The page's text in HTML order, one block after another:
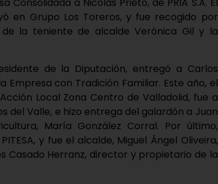
a Nicolás Prieto, de PRIA S.A. El
en Grupo Los Toreros, y fue recogido por
la teniente de alcalde Verónica Gil y la
de la Diputación, entregó a Carlos
Empresa con Tradición Familiar. Este año, el
Local Zona Centro de Valladolid, fue a
del Valle, e hizo entrega del galardón a Juan
María González Corral. Por último,
y fue el alcalde, Miguel Ángel Oliveira,
Casado Herranz, director y propietario de la